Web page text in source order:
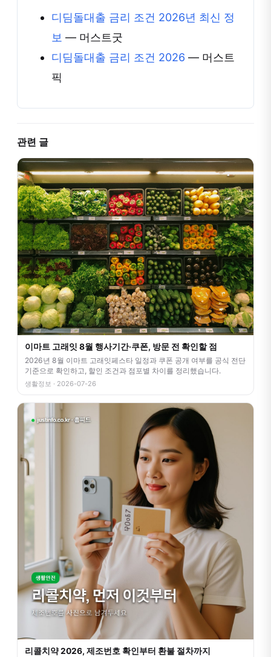
디딤돌대출 금리 조건 2026년 최신 정
보 — 머스트굿
디딤돌대출 금리 조건 2026 — 머스트
픽
관련 글
이마트 고래잇 8월 행사기간·쿠폰, 방문 전 확인할 점
2026년 8월 이마트 고래잇페스타 일정과 쿠폰 공개 여부를 공식 전단
기준으로 확인하고, 할인 조건과 점포별 차이를 정리했습니다.
생활정보 · 2026-07-26
리콜치약 2026, 제조번호 확인부터 환불 절차까지